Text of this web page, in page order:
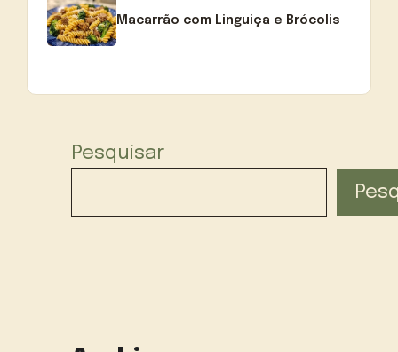
Macarrão com Linguiça e Brócolis
Pesquisar